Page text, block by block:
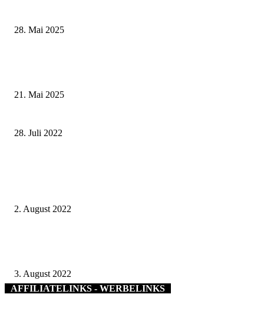
28. Mai 2025
21. Mai 2025
28. Juli 2022
2. August 2022
3. August 2022
AFFILIATELINKS - WERBELINKS